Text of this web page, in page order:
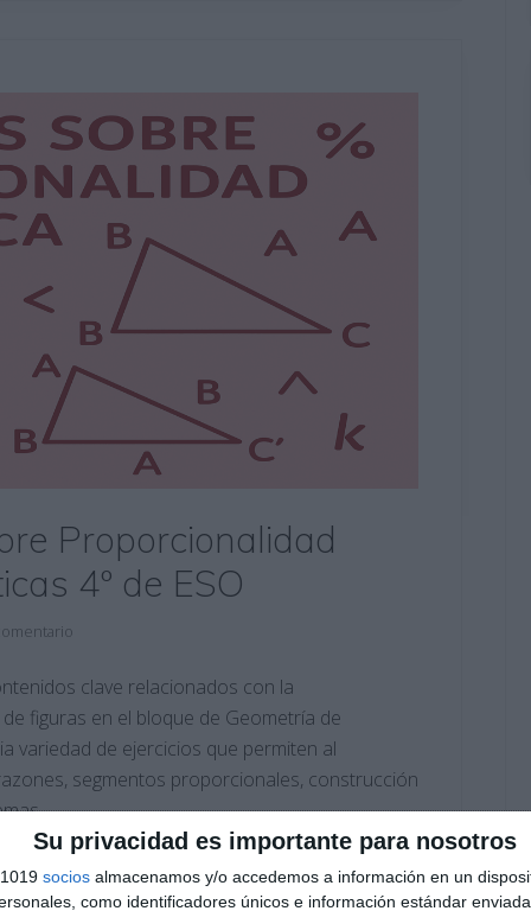
Su privacidad es importante para nosotros
socios almacenamos y/o accedemos a información en un
como identificadores únicos e información estándar
Proporcionalidad
4º de ESO
clave relacionados con la
figuras en el bloque de Geometría de
variedad de ejercicios que permiten al
segmentos proporcionales, construcción
…
geométrica,cuaderno de ejercicios,Educación,